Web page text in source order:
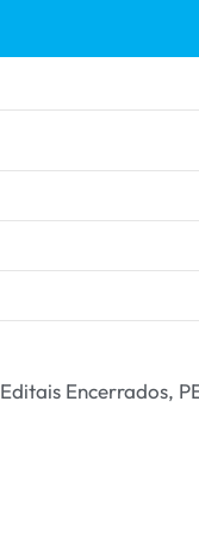
Editais Encerrados,